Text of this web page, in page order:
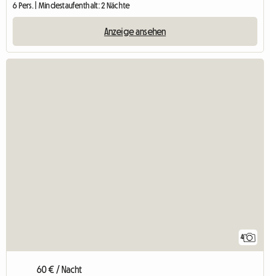
6 Pers. | Mindestaufenthalt: 2 Nächte
Anzeige ansehen
4
60 € / Nacht